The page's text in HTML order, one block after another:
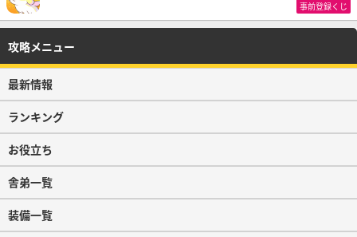
事前登録くじ
攻略メニュー
最新情報
ランキング
お役立ち
舎弟一覧
装備一覧